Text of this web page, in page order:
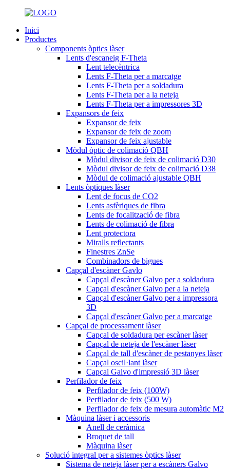
Inici
Productes
Components òptics làser
Lents d'escaneig F-Theta
Lent telecèntrica
Lents F-Theta per a marcatge
Lents F-Theta per a soldadura
Lents F-Theta per a la neteja
Lents F-Theta per a impressores 3D
Expansors de feix
Expansor de feix
Expansor de feix de zoom
Expansor de feix ajustable
Mòdul òptic de colimació QBH
Mòdul divisor de feix de colimació D30
Mòdul divisor de feix de colimació D38
Mòdul de colimació ajustable QBH
Lents òptiques làser
Lent de focus de CO2
Lents asfèriques de fibra
Lents de focalització de fibra
Lents de colimació de fibra
Lent protectora
Miralls reflectants
Finestres ZnSe
Combinadors de bigues
Capçal d'escàner Gavlo
Capçal d'escàner Galvo per a soldadura
Capçal d'escàner Galvo per a la neteja
Capçal d'escàner Galvo per a impressora
3D
Capçal d'escàner Galvo per a marcatge
Capçal de processament làser
Capçal de soldadura per escàner làser
Capçal de neteja de l'escàner làser
Capçal de tall d'escàner de pestanyes làser
Capçal oscil·lant làser
Capçal Galvo d'impressió 3D làser
Perfilador de feix
Perfilador de feix (100W)
Perfilador de feix (500 W)
Perfilador de feix de mesura automàtic M2
Màquina làser i accessoris
Anell de ceràmica
Broquet de tall
Màquina làser
Solució integral per a sistemes òptics làser
Sistema de neteja làser per a escàners Galvo